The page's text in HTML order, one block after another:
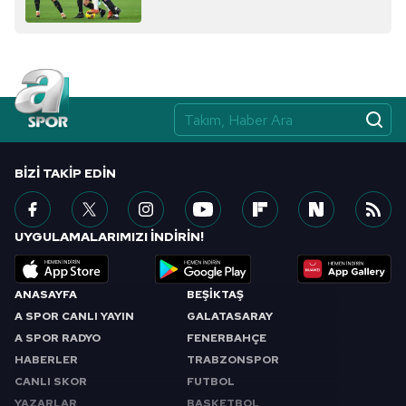
almak için lütfentıklayınız
ANASAYFA
A SPOR CANLI YAYIN
A SPOR RADYO
HABERLER
CANLI SKOR
BEŞİKTAŞ
GALATASARAY
FENERBAHÇE
TRABZONSPOR
FUTBOL
BIZI TAKIP EDIN
UYGULAMALARIMIZI İNDİRİN!